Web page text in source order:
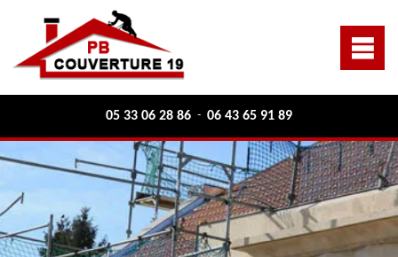
05 33 06 28 86 - 06 43 65 91 89